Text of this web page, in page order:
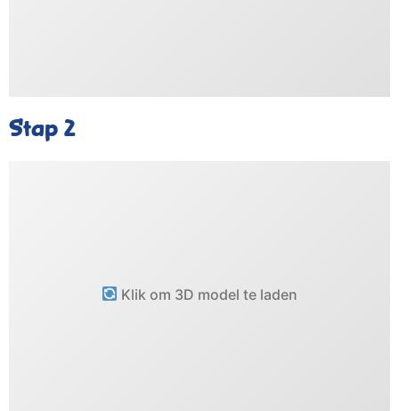
Stap 2
Klik om 3D model te laden